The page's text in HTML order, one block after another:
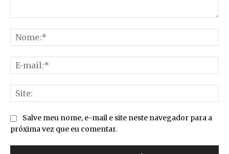
Salve meu nome, e-mail e site neste navegador para a
próxima vez que eu comentar.